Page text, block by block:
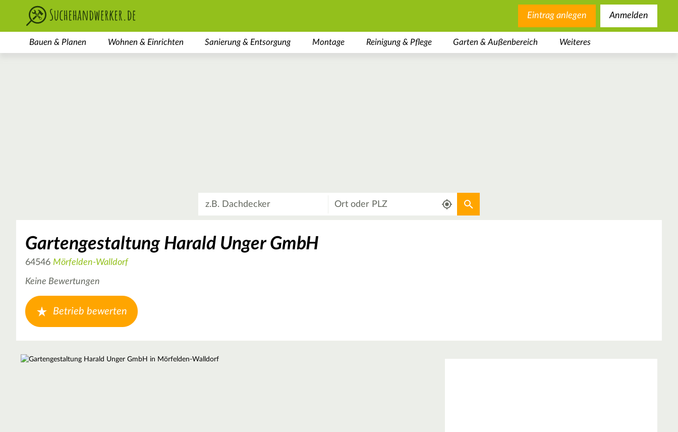
Eintrag anlegen Anmelden
Bauen & Planen Wohnen & Einrichten Sanierung & Entsorgung Montage Reinigung & Pflege Garten & Außenbereich Weiteres
Aktuellen Standort verwenden
Gartengestaltung Harald Unger GmbH
64546 Mörfelden-Walldorf
Keine Bewertungen
Betrieb bewerten